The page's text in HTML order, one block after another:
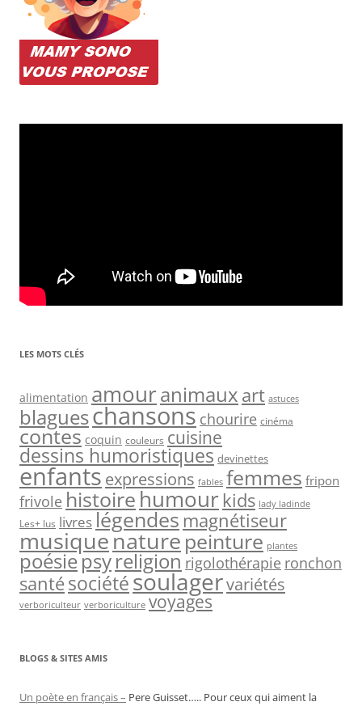
LES MOTS CLÉS
alimentation amouranimaux art astuces
blagueschansons chourire cinéma
contes coquin couleurs cuisine
dessins humoristiques devinettes
enfantsexpressions fables femmes fripon
frivole histoire humour kids lady ladinde
Les+ lus livreslégendes magnétiseur
musiquenature peinture plantes
poésiepsyreligion rigolothérapie ronchon
santésociétésoulagervariétés
verboriculteur verboriculture voyages
BLOGS & SITES AMIS
Un poète en français – Pere Guisset….. Pour ceux qui aiment la